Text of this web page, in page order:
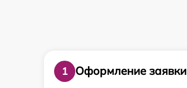
1
Оформление заявки